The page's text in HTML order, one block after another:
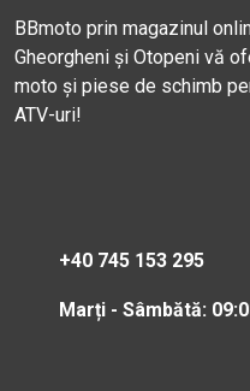
BBmoto prin magazinul
Gheorgheni și Otopeni vă
moto și piese de schimb
ATV-uri!
+40 745 153 295
Marți - Sâmbătă: